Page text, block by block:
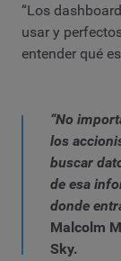
“Los
usar y
entender qué
“No
los
buscar
de esa
donde
Malcolm
Sky.